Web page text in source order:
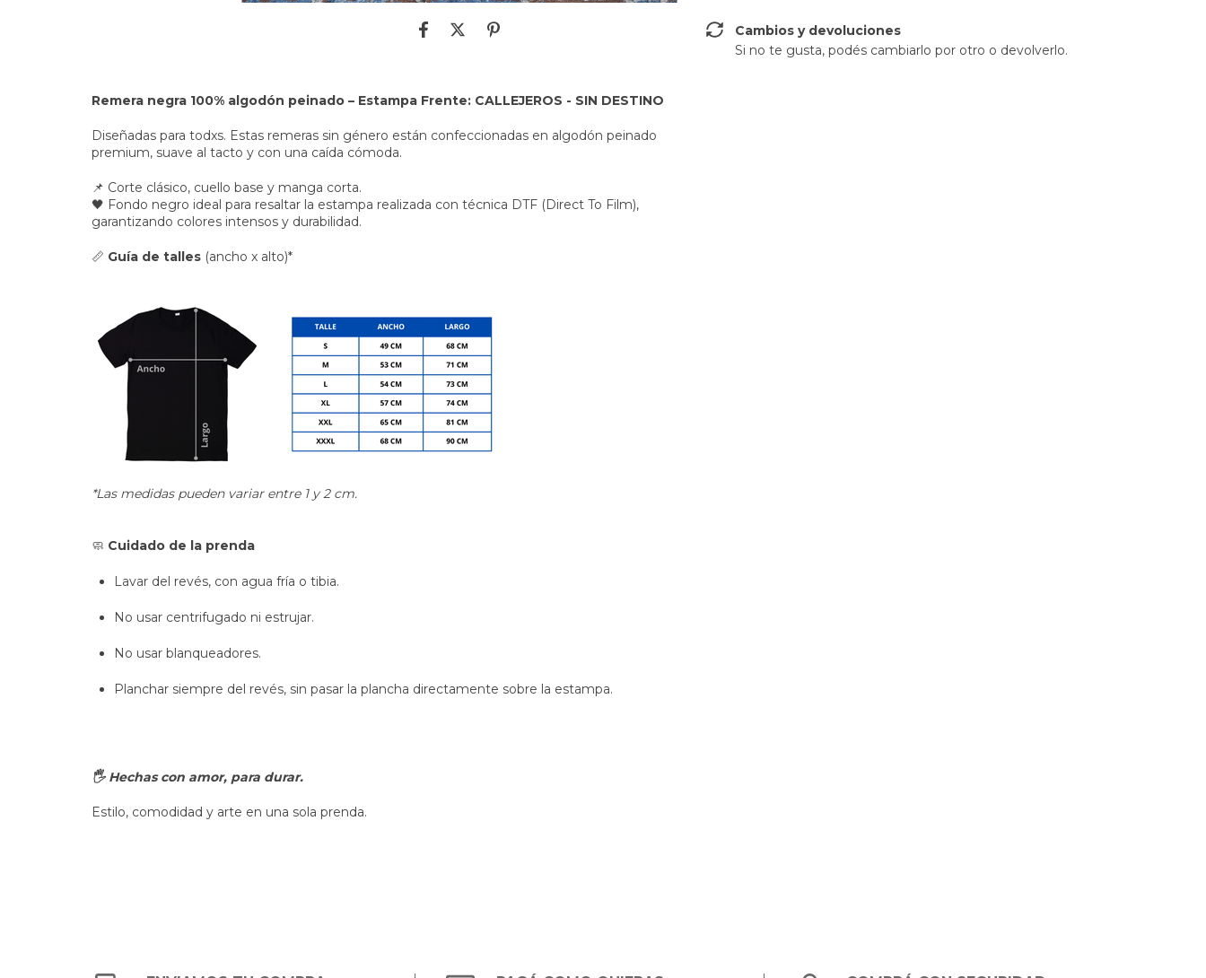
Remera negra 100% algodón peinado – Estampa Frente: CALLEJEROS - SIN DESTINO
Diseñadas para todxs. Estas remeras sin género están confeccionadas en algodón peinado
premium, suave al tacto y con una caída cómoda.
📌 Corte clásico, cuello base y manga corta.
🖤 Fondo negro ideal para resaltar la estampa realizada con técnica DTF (Direct To Film),
garantizando colores intensos y durabilidad.
📏 Guía de talles (ancho x alto)*
*Las medidas pueden variar entre 1 y 2 cm.
🧼 Cuidado de la prenda
Lavar del revés, con agua fría o tibia.
No usar centrifugado ni estrujar.
No usar blanqueadores.
Planchar siempre del revés, sin pasar la plancha directamente sobre la estampa.
🖐 Hechas con amor, para durar.
Estilo, comodidad y arte en una sola prenda.
Cambios y devoluciones
Si no te gusta, podés cambiarlo por otro o devolverlo.